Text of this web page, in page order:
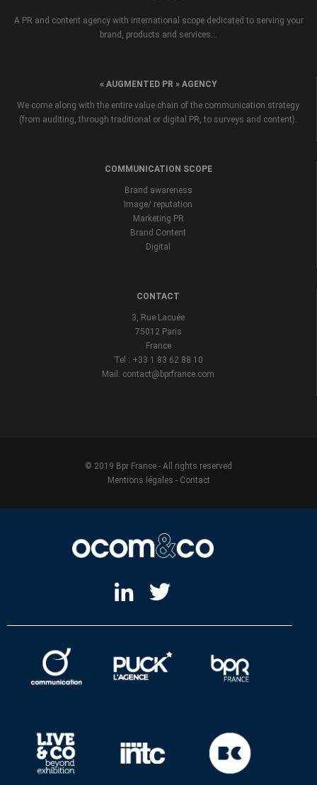
A PR and content agency with international scope dedicated to serving your
brand, products and services...
« AUGMENTED PR » AGENCY
We come along with the entire value chain of the communication strategy
(from auditing, through traditional or digital PR, to surveys and content).
COMMUNICATION SCOPE
Brand awareness
Image/ reputation
Marketing PR
Brand Content
Digital
CONTACT
3, Rue Lacuée
75012 Paris
France
Tel : +33 1 83 62 88 10
Mail: contact@bprfrance.com
© 2019 Bpr France - All rights reserved
Mentions légales - Contact